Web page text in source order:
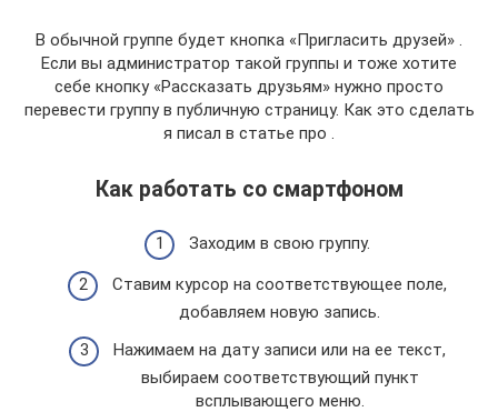
В обычной группе будет кнопка «Пригласить друзей» .
Если вы администратор такой группы и тоже хотите
себе кнопку «Рассказать друзьям» нужно просто
перевести группу в публичную страницу. Как это сделать
я писал в статье про .
Как работать со смартфоном
Заходим в свою группу.
Ставим курсор на соответствующее поле,
добавляем новую запись.
Нажимаем на дату записи или на ее текст,
выбираем соответствующий пункт
всплывающего меню.